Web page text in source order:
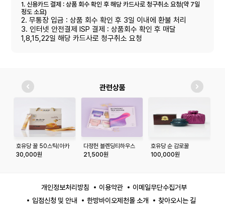
1. 신용카드 결제 : 상품 회수 확인 후 해당 카드사로 청구취소 요청(약 7일
정도 소요)
2. 무통장 입금 : 상품 회수 확인 후 3일 이내에 환불 처리
3. 인터넷 안전결제 ISP 결제 : 상품회수 확인 후 매달
1,8,15,22일 해당 카드사로 청구취소 요청
관련상품
호유당 꿀 50스틱(아카
시꿀, 밤꿀, 야생화꿀)
30,000원
다정헌 블렌딩티하우스
선물세트
21,500원
호유당 순 감로꿀
(600g/1.2kg)
100,000원
개인정보처리방침 이용약관
이메일무단수집거부
입점신청 및 안내
한방바이오제천몰 소개 찾아오시는 길